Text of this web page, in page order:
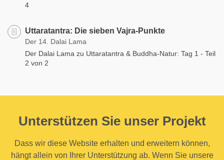
4
Uttaratantra: Die sieben Vajra-Punkte
Der 14. Dalai Lama
Der Dalai Lama zu Uttaratantra & Buddha-Natur: Tag 1 - Teil
2 von 2
Unterstützen Sie unser Projekt
Dass wir diese Website erhalten und erweitern können,
hängt allein von Ihrer Unterstützung ab. Wenn Sie unsere